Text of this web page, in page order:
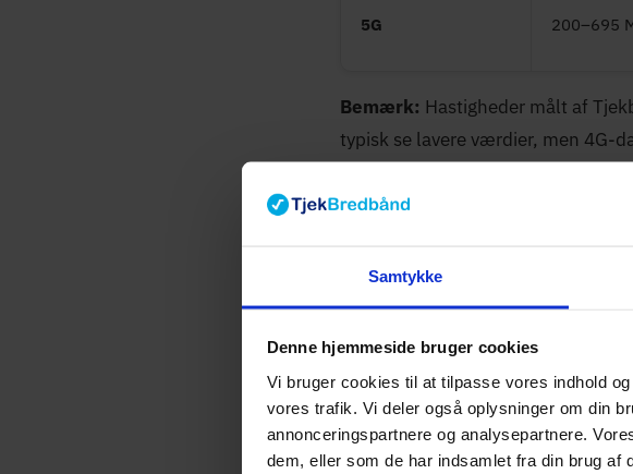
Samtykke
Denne hjemmeside bruger cookies
Vi bruger cookies til at tilpasse vores indhold
vores trafik. Vi deler også oplysninger om din
annonceringspartnere og analysepartnere.
dem, eller som de har indsamlet fra din brug af
5G 200–695
Bemærk: Hastigheder målt af
typisk se lavere værdier, men 4G-
Hvornår er mobilt
Mobilt bredbånd er ikke
året. Et SIM-kort kan flyttes,
Midlertidigt ophold:Lejer
sætte op end en fast
Områder uden